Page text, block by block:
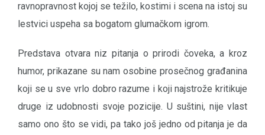
ravnopravnost kojoj se težilo, kostimi i scena na istoj su
lestvici uspeha sa bogatom glumačkom igrom.
Predstava otvara niz pitanja o prirodi čoveka, a kroz
humor, prikazane su nam osobine prosečnog građanina
koji se u sve vrlo dobro razume i koji najstrože kritikuje
druge iz udobnosti svoje pozicije. U suštini, nije vlast
samo ono što se vidi, pa tako još jedno od pitanja je da